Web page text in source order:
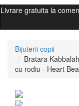
Livrare gratuita la
Bijuterii copii
Bratara
cu rodiu - Heart